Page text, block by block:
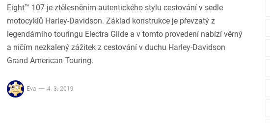
Eight™ 107 je ztělesněním autentického stylu cestování v sedle
motocyklů Harley-Davidson. Základ konstrukce je převzatý z
legendárního touringu Electra Glide a v tomto provedení nabízí věrný
a ničím nezkalený zážitek z cestování v duchu Harley-Davidson
Grand American Touring.
Eva 4. 3. 2019